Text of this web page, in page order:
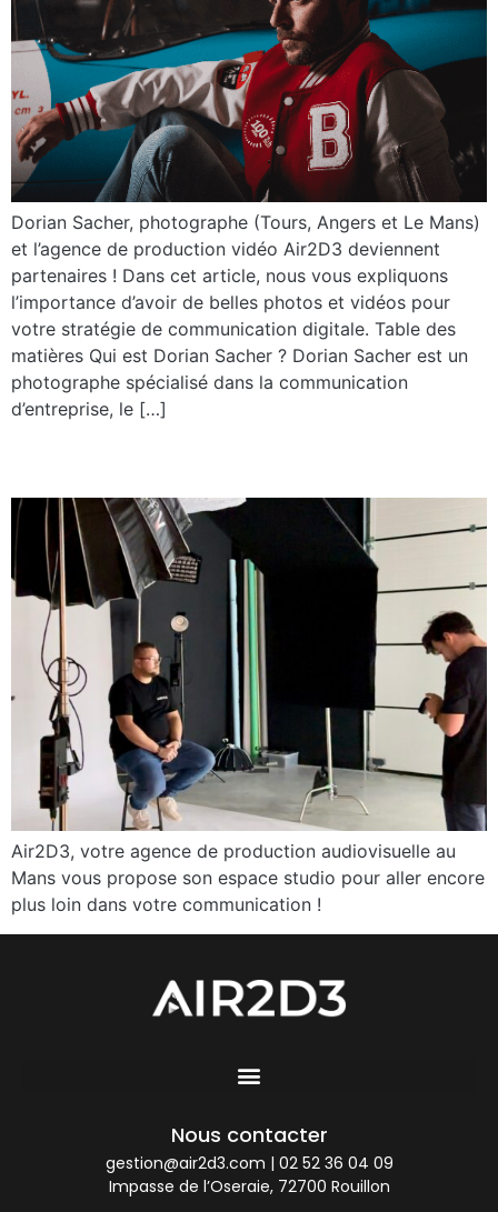
Dorian Sacher, photographe (Tours, Angers et Le Mans)
et l’agence de production vidéo Air2D3 deviennent
partenaires ! Dans cet article, nous vous expliquons
l’importance d’avoir de belles photos et vidéos pour
votre stratégie de communication digitale. Table des
matières Qui est Dorian Sacher ? Dorian Sacher est un
photographe spécialisé dans la communication
d’entreprise, le […]
Air2D3, votre agence de production audiovisuelle au
Mans vous propose son espace studio pour aller encore
plus loin dans votre communication !
Nous contacter
gestion@air2d3.com | 02 52 36 04 09
Impasse de l’Oseraie, 72700 Rouillon